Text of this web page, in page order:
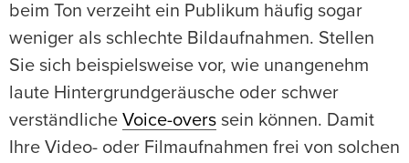
beim Ton verzeiht ein Publikum häufig sogar
weniger als schlechte Bildaufnahmen. Stellen
Sie sich beispielsweise vor, wie unangenehm
laute Hintergrundgeräusche oder schwer
verständliche Voice-overs sein können. Damit
Ihre Video- oder Filmaufnahmen frei von solchen